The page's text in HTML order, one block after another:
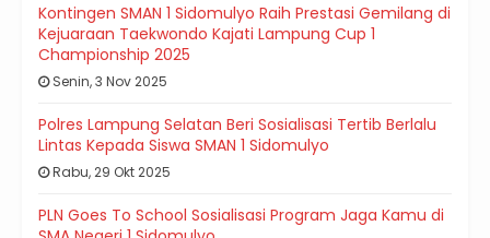
Kontingen SMAN 1 Sidomulyo Raih Prestasi Gemilang di
Kejuaraan Taekwondo Kajati Lampung Cup 1
Championship 2025
Senin, 3 Nov 2025
Polres Lampung Selatan Beri Sosialisasi Tertib Berlalu
Lintas Kepada Siswa SMAN 1 Sidomulyo
Rabu, 29 Okt 2025
PLN Goes To School Sosialisasi Program Jaga Kamu di